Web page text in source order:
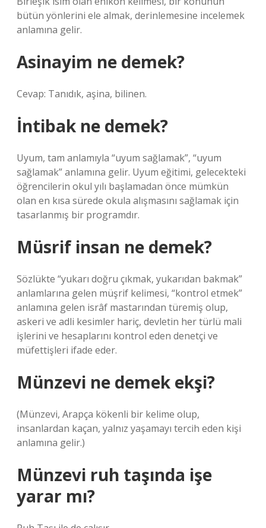
bütün yönlerini ele almak, derinlemesine incelemek
anlamına gelir.
Asinayim ne demek?
Cevap: Tanıdık, aşina, bilinen.
İntibak ne demek?
Uyum, tam anlamıyla “uyum sağlamak”, “uyum
sağlamak” anlamına gelir. Uyum eğitimi, gelecekteki
öğrencilerin okul yılı başlamadan önce mümkün
olan en kısa sürede okula alışmasını sağlamak için
tasarlanmış bir programdır.
Müsrif insan ne demek?
Sözlükte “yukarı doğru çıkmak, yukarıdan bakmak”
anlamlarına gelen müşrif kelimesi, “kontrol etmek”
anlamına gelen isrâf mastarından türemiş olup,
askeri ve adli kesimler hariç, devletin her türlü mali
işlerini ve hesaplarını kontrol eden denetçi ve
müfettişleri ifade eder.
Münzevi ne demek ekşi?
(Münzevi, Arapça kökenli bir kelime olup,
insanlardan kaçan, yalnız yaşamayı tercih eden kişi
anlamına gelir.)
Münzevi ruh taşında işe
yarar mı?